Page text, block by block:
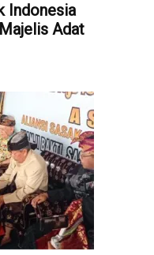
Indonesia
Adat